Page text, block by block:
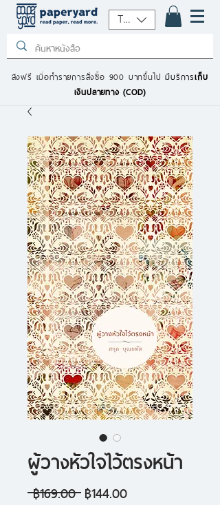
THB (฿)
ส่งฟรี เมื่อทำรายการสั่งซื้อ 900 บาทขึ้นไปมีบริการเก็บ
เงินปลายทาง (COD)
ผู้วางหัวใจไว้ตรงหน้า
฿169.00 ราคา
฿144.00ราคา